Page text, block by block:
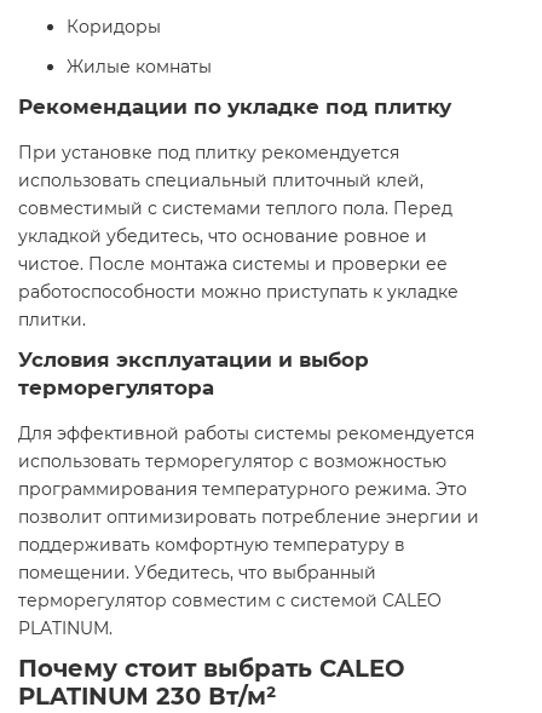
Коридоры
Жилые комнаты​
Рекомендации по укладке под плитку
При установке под плитку рекомендуется
использовать специальный плиточный клей,
совместимый с системами теплого пола. Перед
укладкой убедитесь, что основание ровное и
чистое. После монтажа системы и проверки ее
работоспособности можно приступать к укладке
плитки.​
Условия эксплуатации и выбор
терморегулятора
Для эффективной работы системы рекомендуется
использовать терморегулятор с возможностью
программирования температурного режима. Это
позволит оптимизировать потребление энергии и
поддерживать комфортную температуру в
помещении. Убедитесь, что выбранный
терморегулятор совместим с системой CALEO
PLATINUM.​
Почему стоит выбрать CALEO
PLATINUM 230 Вт/м²